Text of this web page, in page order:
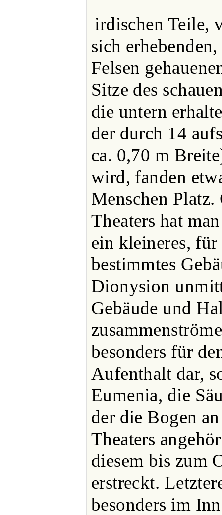
irdischen Teile,
sich
Felsen
Sitze des
die untern
der durch 14
ca. 0,70 m
wird, fanden
Menschen
Theaters hat
ein kleineres,
bestimmtes
Dionysion
Gebäude und
besonders für
Aufenthalt dar,
Eumenia, die
der die Bogen
Theaters
diesem bis zum
erstreckt.
besonders im